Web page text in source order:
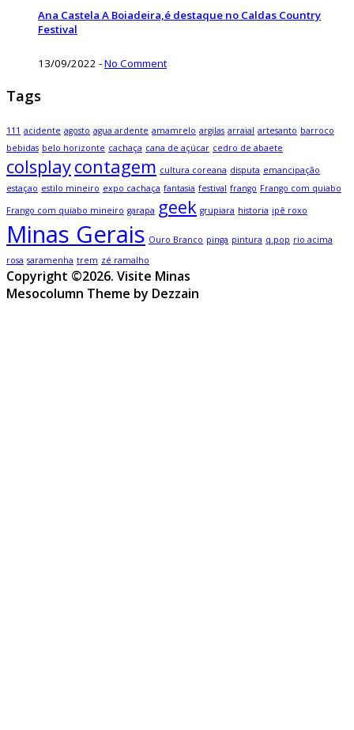
Ana Castela A Boiadeira,é destaque no Caldas Country
Festival
13/09/2022 -No Comment
Tags
111 acidente agosto agua ardente amamrelo argilas arraial artesanto barroco
bebidas belo horizonte cachaça cana de açúcar cedro de abaete
colsplaycontagem cultura coreana disputa emancipação
estaçao estilo mineiro expo cachaça fantasia festival frango Frango com quiabo
Frango com quiabo mineiro garapa geek grupiara historia ipê roxo
Minas Gerais Ouro Branco pinga pintura q.pop rio acima
rosa saramenha trem zé ramalho
Copyright ©2026. Visite Minas
Mesocolumn Theme by Dezzain